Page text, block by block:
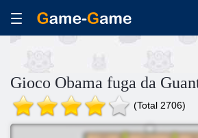
Gioco Obama fuga da
(Total 2706)